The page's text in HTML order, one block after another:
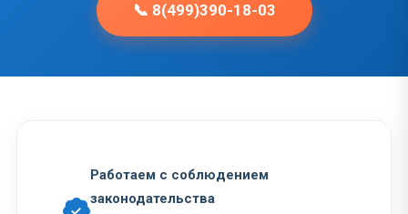
📞 8(499)390-18-03
Работаем с соблюдением
законодательства